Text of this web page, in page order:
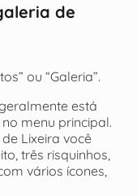
de
ou “Galeria”.
está
menu principal.
Lixeira você
três risquinhos,
vários ícones,